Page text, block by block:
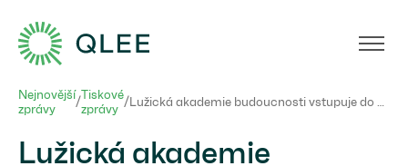
Nejnovější
zprávy
/Tiskové
zprávy /
Lužická akademie